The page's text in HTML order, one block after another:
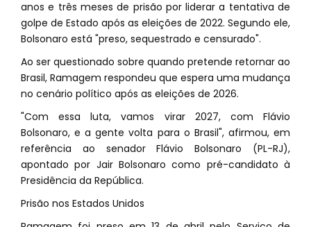
anos e três meses de prisão por liderar a tentativa de
golpe de Estado após as eleições de 2022. Segundo ele,
Bolsonaro está "preso, sequestrado e censurado".
Ao ser questionado sobre quando pretende retornar ao
Brasil, Ramagem respondeu que espera uma mudança
no cenário político após as eleições de 2026.
"Com essa luta, vamos virar 2027, com Flávio
Bolsonaro, e a gente volta para o Brasil", afirmou, em
referência ao senador Flávio Bolsonaro (PL-RJ),
apontado por Jair Bolsonaro como pré-candidato à
Presidência da República.
Prisão nos Estados Unidos